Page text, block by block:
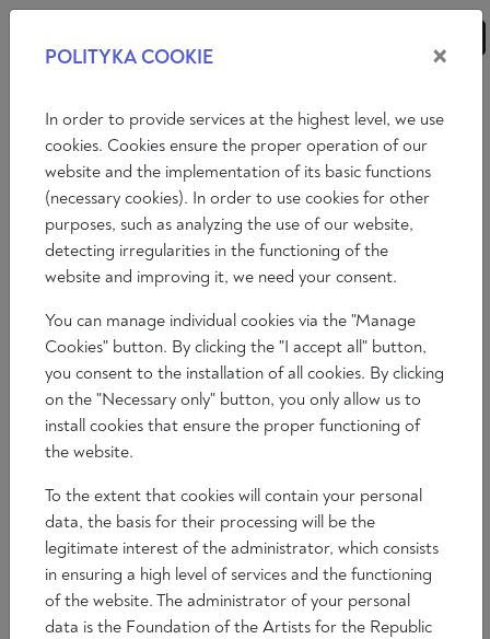
Essays Literatur
EIN PHILOSOPH WIDER WILLEN
Wojciech Osiński
2024-12-10
Zeit zum Lesen 5 min
POLITYKA COOKIE ×
In order to provide services at the highest level, we use
cookies. Cookies ensure the proper operation of our
website and the implementation of its basic functions
(necessary cookies). In order to use cookies for other
purposes, such as analyzing the use of our website,
detecting irregularities in the functioning of the
website and improving it, we need your consent.
You can manage individual cookies via the "Manage
Cookies" button. By clicking the "I accept all" button,
you consent to the installation of all cookies. By clicking
on the "Necessary only" button, you only allow us to
install cookies that ensure the proper functioning of
the website.
To the extent that cookies will contain your personal
data, the basis for their processing will be the
legitimate interest of the administrator, which consists
in ensuring a high level of services and the functioning
of the website. The administrator of your personal
data is the Foundation of the Artists for the Republic